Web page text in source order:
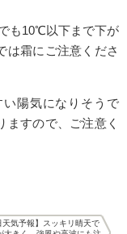
も10℃以下まで下が
は霜にご注意くださ
陽気になりそうで
ますので、ご注意く
天気予報】スッキリ晴天で